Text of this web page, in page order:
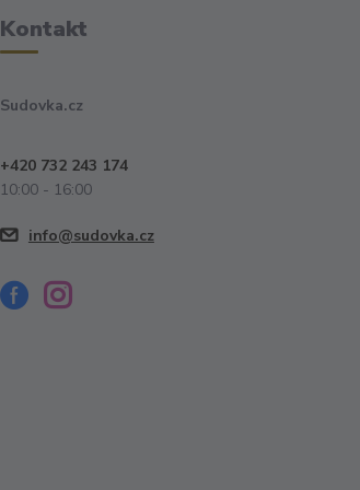
Kontakt
Sudovka.cz
+420 732 243 174
10:00 - 16:00
info@sudovka.cz